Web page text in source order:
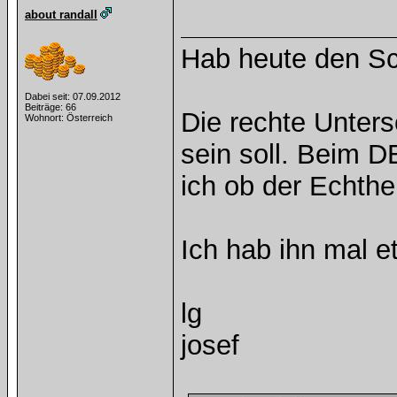
about randall
Dabei seit: 07.09.2012
Beiträge: 66
Wohnort: Österreich
Hab heute den
Die rechte
sein soll. Beim
ich ob der
Ich hab ihn mal
lg
josef